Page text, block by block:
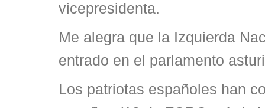
vicepresidenta.
Me alegra que la Izquierda
entrado en el parlamento
Los patriotas españoles han